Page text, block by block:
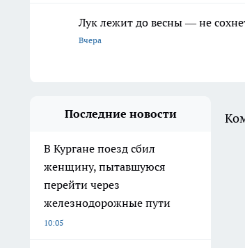
Лук лежит до весны — не
Вчера
Последние новости
В Кургане поезд сбил
женщину, пытавшуюся
перейти через
железнодорожные пути
10:05